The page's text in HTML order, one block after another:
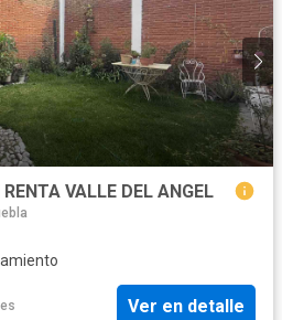
VALLE DEL ANGEL
Ver en detalle